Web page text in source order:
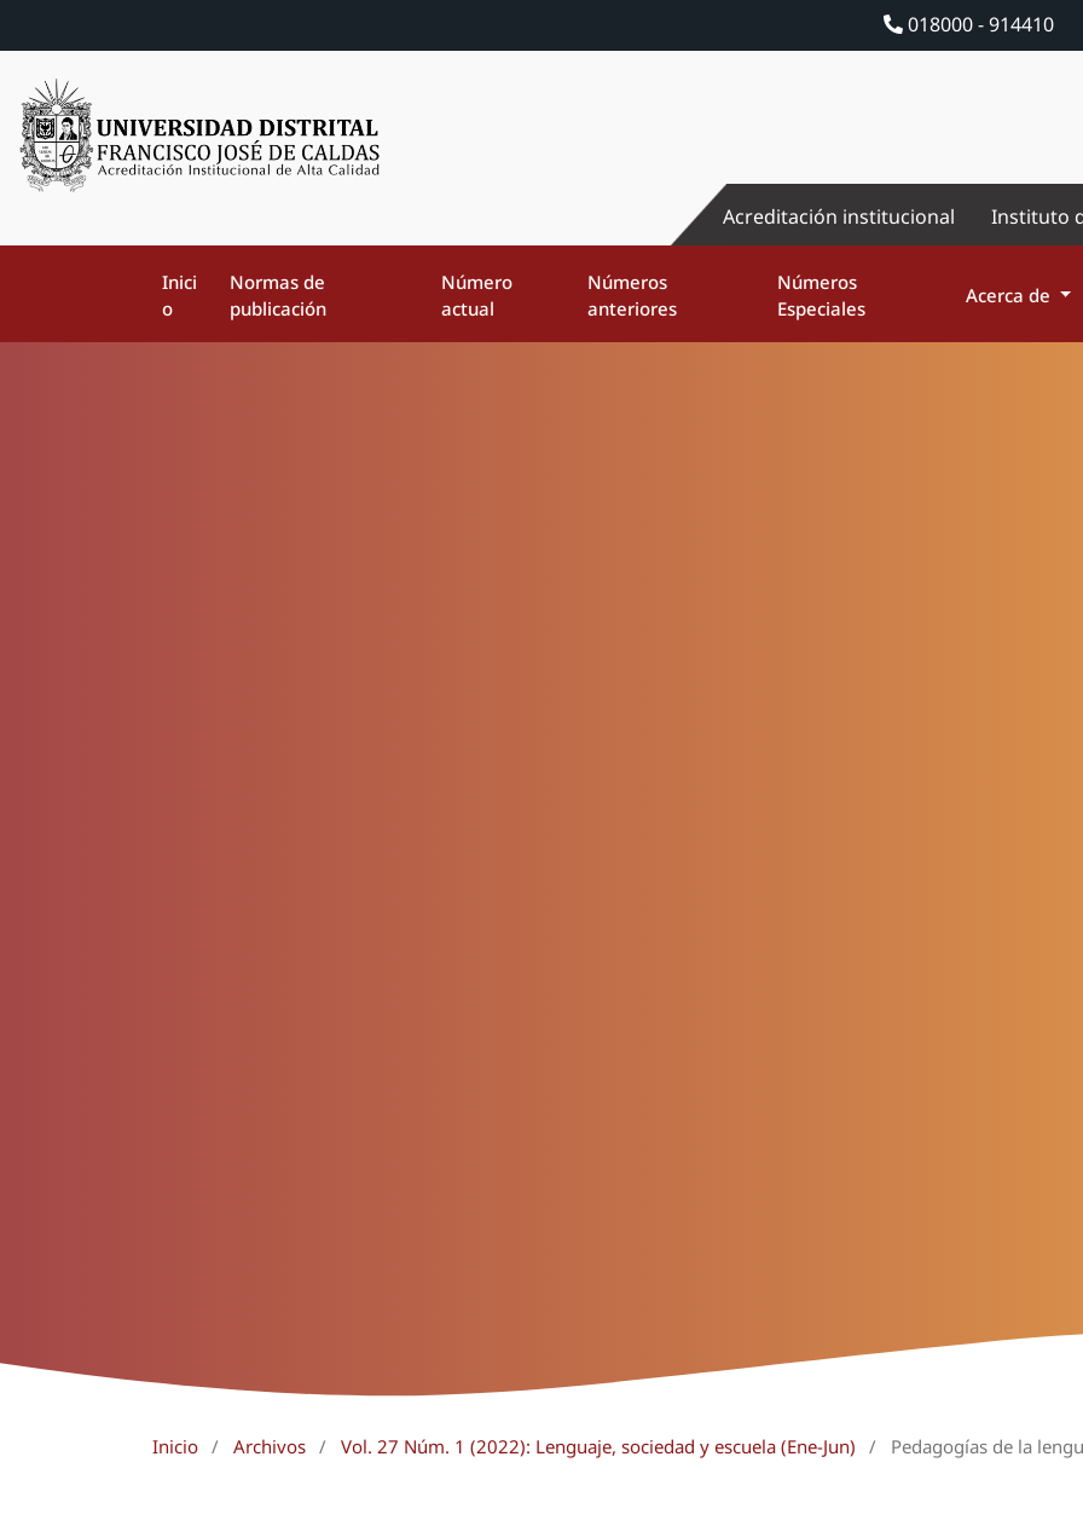
018000 - 914410
Acreditación institucional Instituto
Inici
o
Normas de
publicación
Número
actual
Números
anteriores
Números
Especiales
Acerca de
Inicio / Archivos / Vol. 27 Núm. 1 (2022): Lenguaje, sociedad y escuela (Ene-Jun) / Pedagogías de la